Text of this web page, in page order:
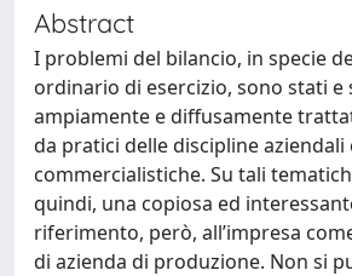
Abstract
I problemi del bilancio, in specie
ordinario di esercizio, sono stati
ampiamente e diffusamente
da pratici delle discipline aziendali
commercialistiche. Su tali
quindi, una copiosa ed
riferimento, però, all’impresa
di azienda di produzione. Non si